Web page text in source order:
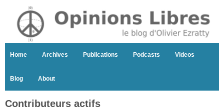
Home Archives Publications Podcasts Videos
Blog About
Contributeurs actifs